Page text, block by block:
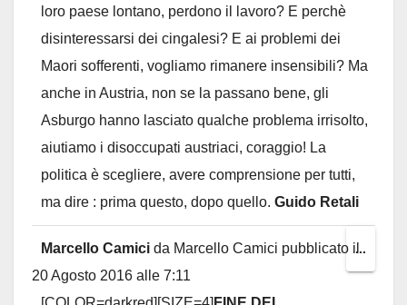
loro paese lontano, perdono il lavoro? E perchè
disinteressarsi dei cingalesi? E ai problemi dei
Maori sofferenti, vogliamo rimanere insensibili? Ma
anche in Austria, non se la passano bene, gli
Asburgo hanno lasciato qualche problema irrisolto,
aiutiamo i disoccupati austriaci, coraggio! La
politica è scegliere, avere comprensione per tutti,
ma dire : prima questo, dopo quello. Guido Retali
Marcello Camici da Marcello Camici pubblicato il
20 Agosto 2016 alle 7:11
...
this